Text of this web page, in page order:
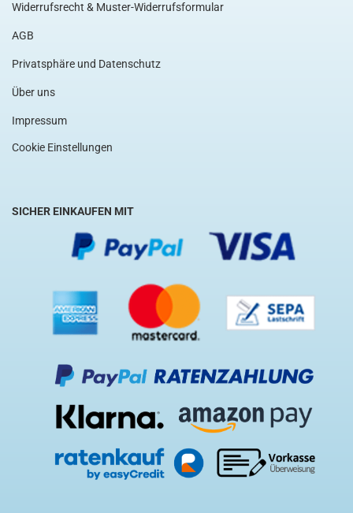
Widerrufsrecht & Muster-Widerrufsformular
AGB
Privatsphäre und Datenschutz
Über uns
Impressum
Cookie Einstellungen
SICHER EINKAUFEN MIT